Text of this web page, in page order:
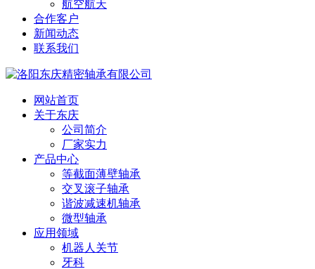
航空航天
合作客户
新闻动态
联系我们
网站首页
关于东庆
公司简介
厂家实力
产品中心
等截面薄壁轴承
交叉滚子轴承
谐波减速机轴承
微型轴承
应用领域
机器人关节
牙科